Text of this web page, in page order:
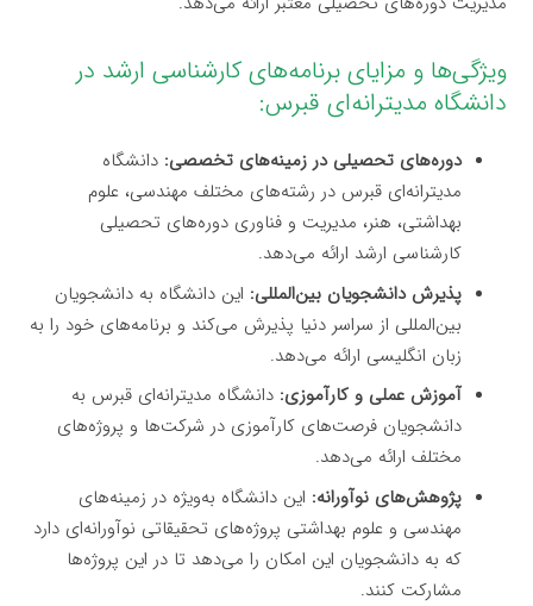
ویژگی‌ها و مزایای برنامه‌های کارشناسی ارشد در
دانشگاه مدیترانه‌ای قبرس:
دوره‌های تحصیلی در زمینه‌های تخصصی: دانشگاه
مدیترانه‌ای قبرس در رشته‌های مختلف مهندسی، علوم
بهداشتی، هنر، مدیریت و فناوری دوره‌های تحصیلی
کارشناسی ارشد ارائه می‌دهد.
پذیرش دانشجویان بین‌المللی: این دانشگاه به دانشجویان
بین‌المللی از سراسر دنیا پذیرش می‌کند و برنامه‌های خود را به
زبان انگلیسی ارائه می‌دهد.
آموزش عملی و کارآموزی: دانشگاه مدیترانه‌ای قبرس به
دانشجویان فرصت‌های کارآموزی در شرکت‌ها و پروژه‌های
مختلف ارائه می‌دهد.
پژوهش‌های نوآورانه: این دانشگاه به‌ویژه در زمینه‌های
مهندسی و علوم بهداشتی پروژه‌های تحقیقاتی نوآورانه‌ای دارد
که به دانشجویان این امکان را می‌دهد تا در این پروژه‌ها
مشارکت کنند.